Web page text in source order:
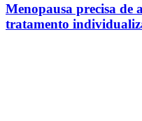
Menopausa precisa de
tratamento